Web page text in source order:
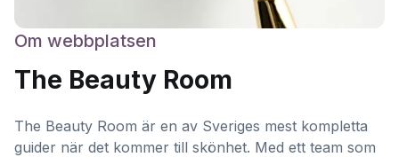
Om webbplatsen
The Beauty Room
The Beauty Room är en av Sveriges mest kompletta
guider när det kommer till skönhet. Med ett team som